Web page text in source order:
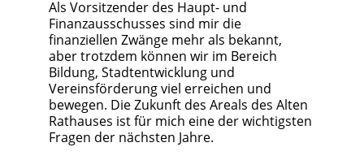
Als Vorsitzender des Haupt- und
Finanzausschusses sind mir die
finanziellen Zwänge mehr als bekannt,
aber trotzdem können wir im Bereich
Bildung, Stadtentwicklung und
Vereinsförderung viel erreichen und
bewegen. Die Zukunft des Areals des Alten
Rathauses ist für mich eine der wichtigsten
Fragen der nächsten Jahre.